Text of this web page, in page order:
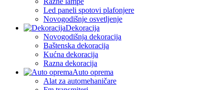
Led paneli spotovi plafonjere
Novogodišnje osvetljenje
Dekoracija
Novogodišnja dekoracija
Baštenska dekoracija
Kućna dekoracija
Razna dekoracija
Auto oprema
Alat za automehaničare